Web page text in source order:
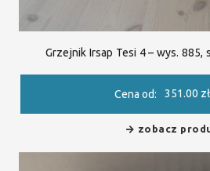
Grzejnik Irsap Tesi 4 – wys. 885,
Cena od: 351.00 zł
zobacz